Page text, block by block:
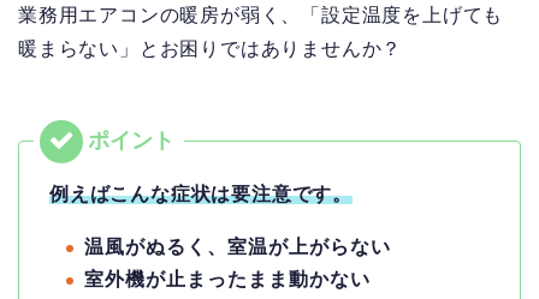
業務用エアコンの暖房が弱く、「設定温度を上げても
暖まらない」とお困りではありませんか？
例えばこんな症状は要注意です。
温風がぬるく、室温が上がらない
室外機が止まったまま動かない